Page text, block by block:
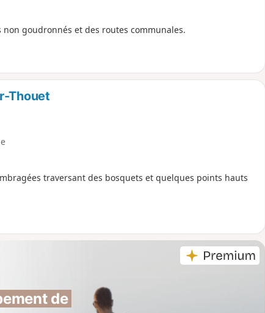
goudronnés et des routes communales.
Thouet
traversant des bosquets et quelques points hauts
de